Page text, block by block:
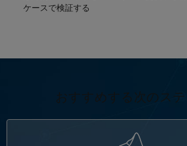
ケースで検証する
おすすめする次のステ